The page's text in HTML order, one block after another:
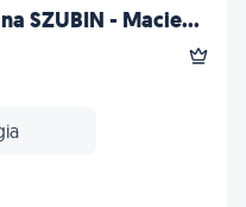
SZUBIN - Macie...